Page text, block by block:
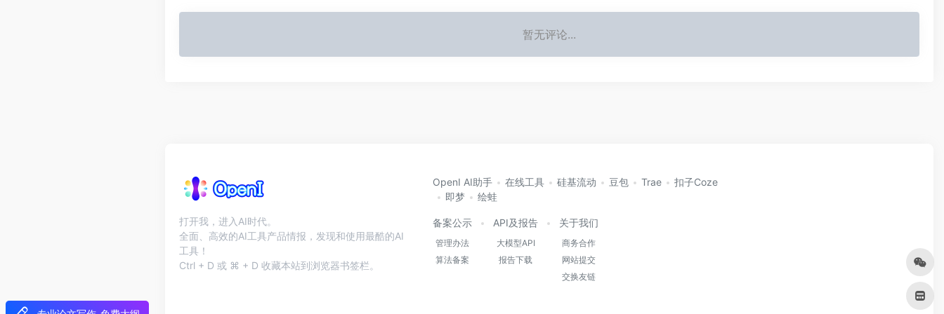
暂无评论...
打开我，进入AI时代。
全面、高效的AI工具产品情报，发现和使用最酷的AI
工具！
Ctrl + D 或 ⌘ + D 收藏本站到浏览器书签栏。
OpenI AI助手 在线工具 硅基流动 豆包 Trae
扣子Coze
即梦
绘蛙
备案公示
管理办法
算法备案
API及报告
大模型API
报告下载
关于我们
商务合作
网站提交
交换友链